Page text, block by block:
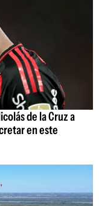
de la Cruz a
en este